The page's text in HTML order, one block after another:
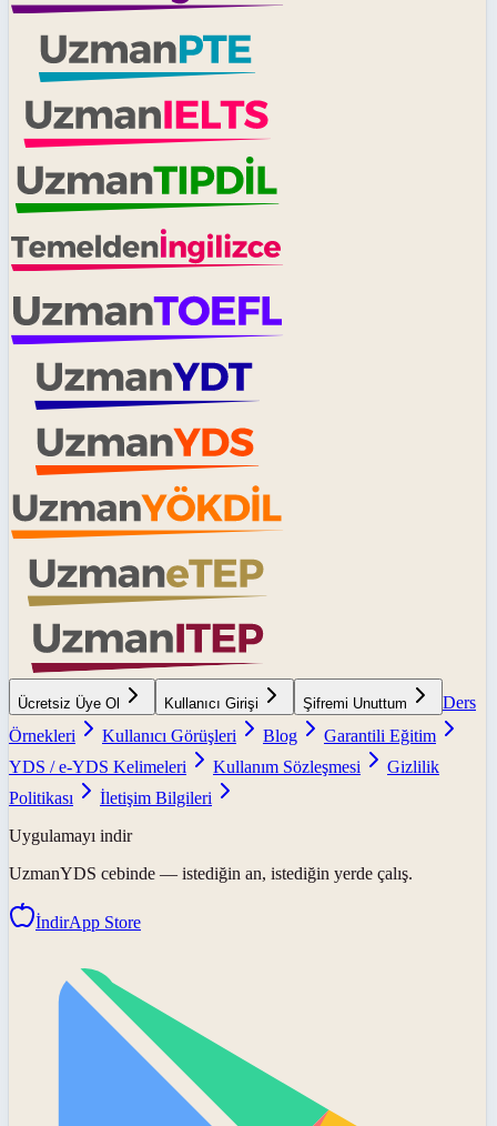
Ücretsiz Üye Ol Kullanıcı Girişi Şifremi Unuttum
Ders
Örnekleri
Kullanıcı Görüşleri Blog
Garantili Eğitim
YDS / e-YDS Kelimeleri
Kullanım Sözleşmesi
Gizlilik
Politikası
İletişim Bilgileri
Uygulamayı indir
UzmanYDS cebinde — istediğin an, istediğin yerde çalış.
İndirApp Store